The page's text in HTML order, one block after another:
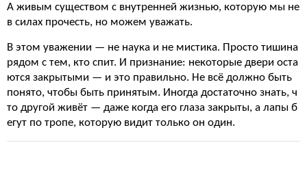
А живым существом с внутренней жизнью, которую мы не
в силах прочесть, но можем уважать.
В этом уважении — не наука и не мистика. Просто тишина
рядом с тем, кто спит. И признание: некоторые двери оста
ются закрытыми — и это правильно. Не всё должно быть
понято, чтобы быть принятым. Иногда достаточно знать, ч
то другой живёт — даже когда его глаза закрыты, а лапы б
егут по тропе, которую видит только он один.